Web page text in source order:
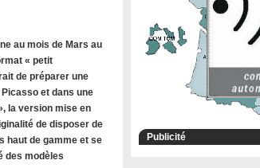
au mois de Mars au
« petit
de préparer une
et dans une
la version mise en
de disposer de
haut de gamme et se
des modèles
Publicité